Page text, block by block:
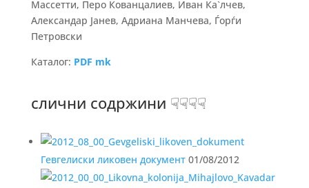
Массетти, Перо Кованцалиев, Иван Ка`лчев,
Александар Јанев, Адриана Манчева, Ѓорѓи
Петровски
Каталог: PDF mk
слични содржини ☟☟☟☟
Гевгелиски ликовен документ01/08/2012